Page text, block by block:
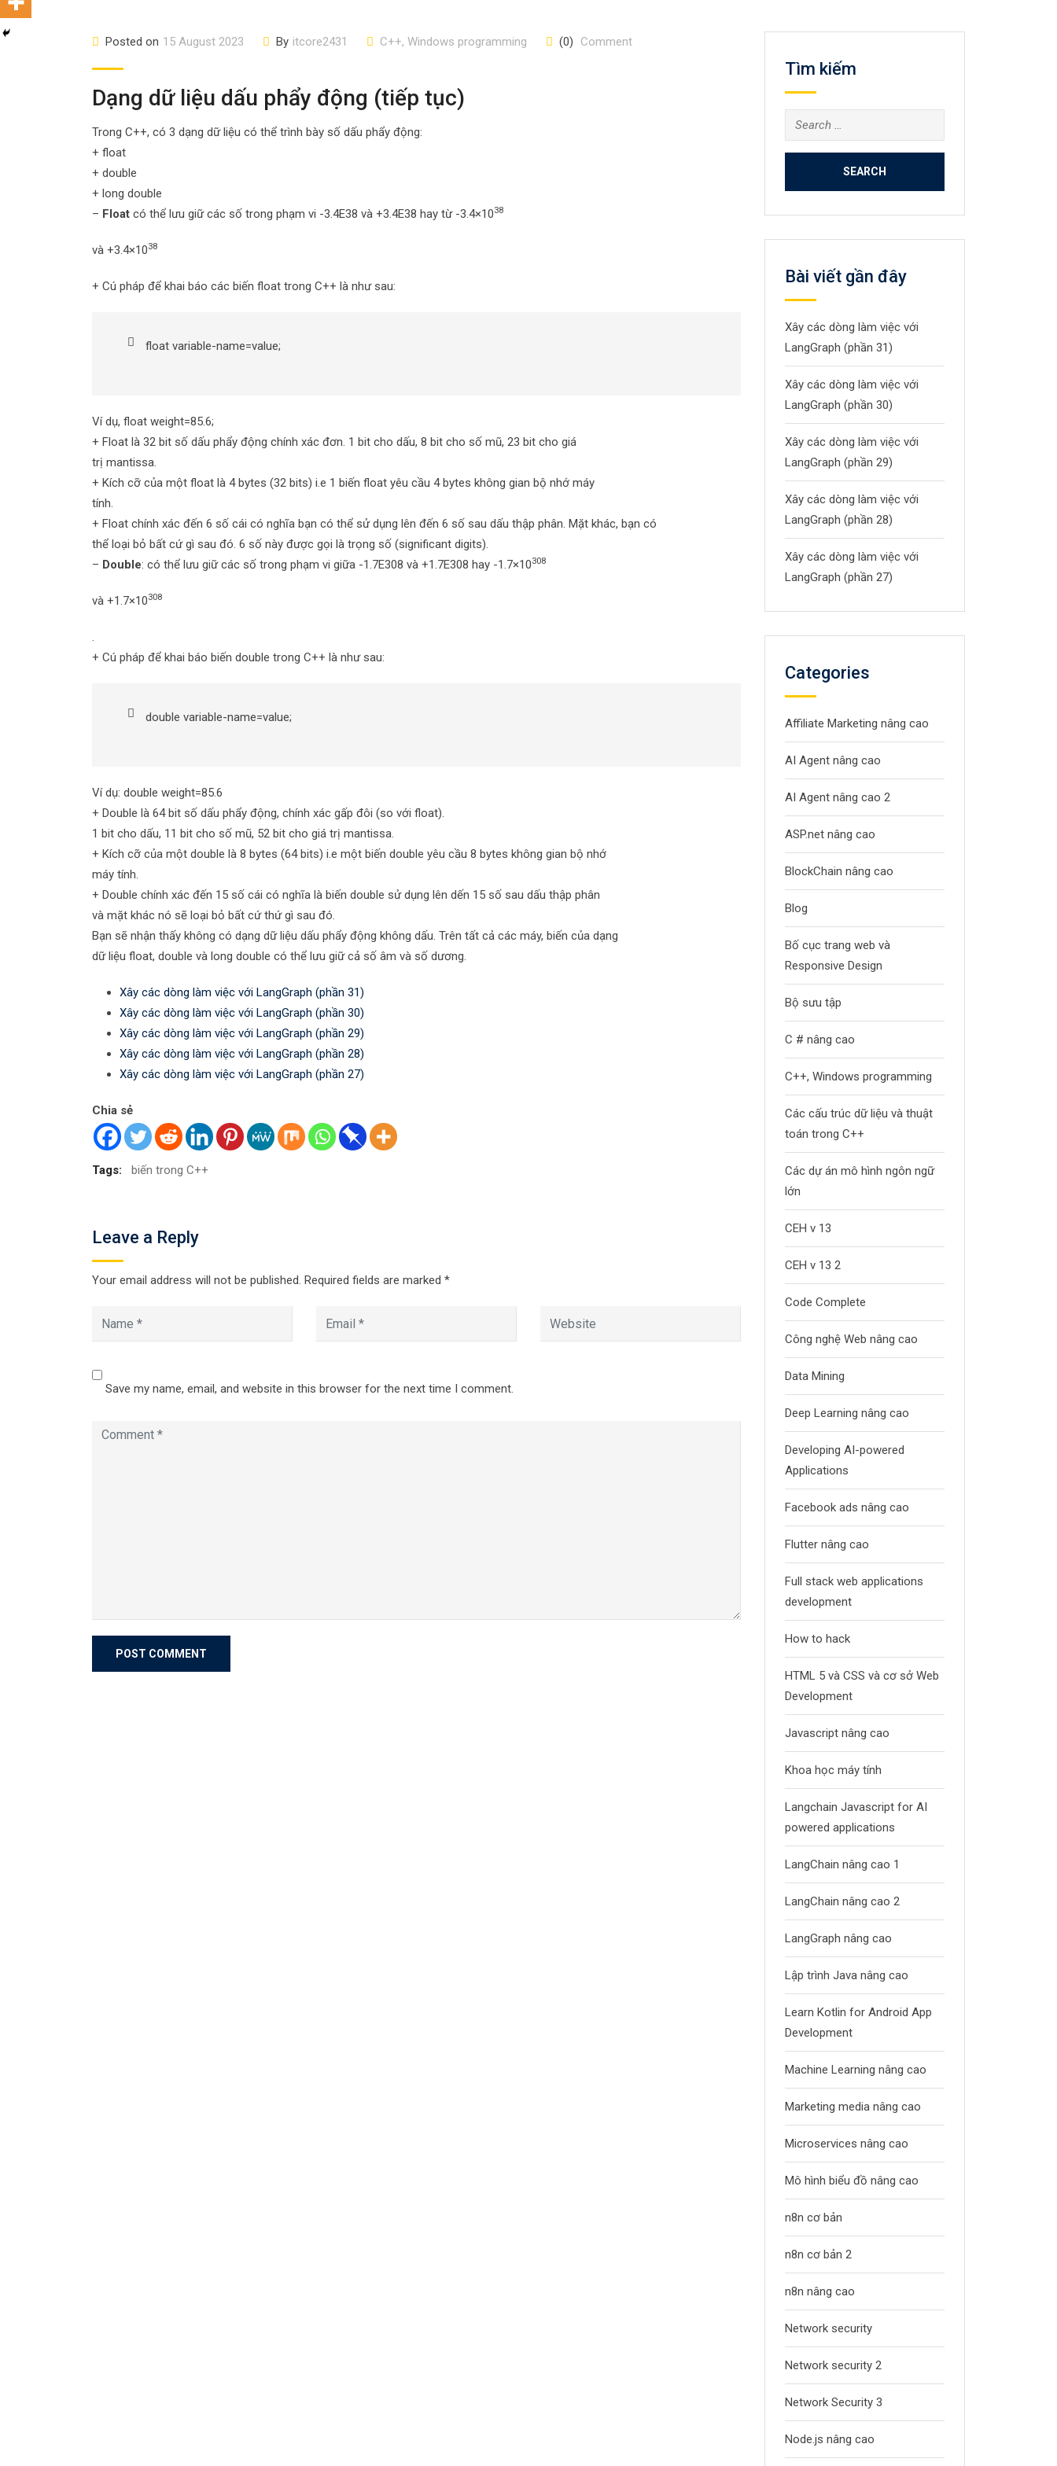
Posted on 15 August 2023 By itcore2431 C++, Windows programming (0) Comment
Dạng dữ liệu dấu phẩy động (tiếp tục)
Trong C++, có 3 dạng dữ liệu có thể trình bày số dấu phẩy động:
+ float
+ double
+ long double
– Float có thể lưu giữ các số trong phạm vi -3.4E38 và +3.4E38 hay từ -3.4×1038
và +3.4×1038
+ Cú pháp để khai báo các biến float trong C++ là như sau:
float variable-name=value;
Ví dụ, float weight=85.6;
+ Float là 32 bit số dấu phẩy động chính xác đơn. 1 bit cho dấu, 8 bit cho số mũ, 23 bit cho giá
trị mantissa.
+ Kích cỡ của một float là 4 bytes (32 bits) i.e 1 biến float yêu cầu 4 bytes không gian bộ nhớ máy
tính.
+ Float chính xác đến 6 số cái có nghĩa bạn có thể sử dụng lên đến 6 số sau dấu thập phân. Mặt khác, bạn có
thể loại bỏ bất cứ gì sau đó. 6 số này được gọi là trọng số (significant digits).
– Double: có thể lưu giữ các số trong phạm vi giữa -1.7E308 và +1.7E308 hay -1.7×10308
và +1.7×10308
.
+ Cú pháp để khai báo biến double trong C++ là như sau:
double variable-name=value;
Ví dụ: double weight=85.6
+ Double là 64 bit số dấu phẩy động, chính xác gấp đôi (so với float).
1 bit cho dấu, 11 bit cho số mũ, 52 bit cho giá trị mantissa.
+ Kích cỡ của một double là 8 bytes (64 bits) i.e một biến double yêu cầu 8 bytes không gian bộ nhớ
máy tính.
+ Double chính xác đến 15 số cái có nghĩa là biến double sử dụng lên dến 15 số sau dấu thập phân
và mặt khác nó sẽ loại bỏ bất cứ thứ gì sau đó.
Bạn sẽ nhận thấy không có dạng dữ liệu dấu phẩy động không dấu. Trên tất cả các máy, biến của dạng
dữ liệu float, double và long double có thể lưu giữ cả số âm và số dương.
Xây các dòng làm việc với LangGraph (phần 31)
Xây các dòng làm việc với LangGraph (phần 30)
Xây các dòng làm việc với LangGraph (phần 29)
Xây các dòng làm việc với LangGraph (phần 28)
Xây các dòng làm việc với LangGraph (phần 27)
Chia sẻ
Tags: biến trong C++
Leave a Reply
Your email address will not be published. Required fields are marked *
Save my name, email, and website in this browser for the next time I comment.
Tìm kiếm
Search
for:
Bài viết gần đây
Xây các dòng làm việc với
LangGraph (phần 31)
Xây các dòng làm việc với
LangGraph (phần 30)
Xây các dòng làm việc với
LangGraph (phần 29)
Xây các dòng làm việc với
LangGraph (phần 28)
Xây các dòng làm việc với
LangGraph (phần 27)
Categories
Affiliate Marketing nâng cao
AI Agent nâng cao
AI Agent nâng cao 2
ASP.net nâng cao
BlockChain nâng cao
Blog
Bố cục trang web và
Responsive Design
Bộ sưu tập
C # nâng cao
C++, Windows programming
Các cấu trúc dữ liệu và thuật
toán trong C++
Các dự án mô hình ngôn ngữ
lớn
CEH v 13
CEH v 13 2
Code Complete
Công nghệ Web nâng cao
Data Mining
Deep Learning nâng cao
Developing AI-powered
Applications
Facebook ads nâng cao
Flutter nâng cao
Full stack web applications
development
How to hack
HTML 5 và CSS và cơ sở Web
Development
Javascript nâng cao
Khoa học máy tính
Langchain Javascript for AI
powered applications
LangChain nâng cao 1
LangChain nâng cao 2
LangGraph nâng cao
Lập trình Java nâng cao
Learn Kotlin for Android App
Development
Machine Learning nâng cao
Marketing media nâng cao
Microservices nâng cao
Mô hình biểu đồ nâng cao
n8n cơ bản
n8n cơ bản 2
n8n nâng cao
Network security
Network security 2
Network Security 3
Node.js nâng cao